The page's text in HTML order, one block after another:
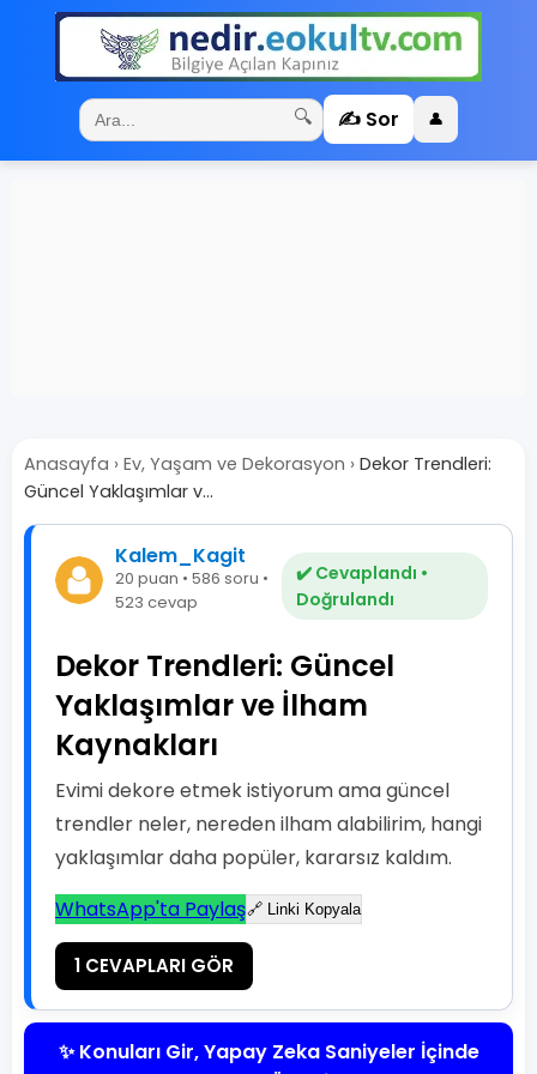
🔍 ✍️ Sor 👤
Anasayfa › Ev, Yaşam ve Dekorasyon › Dekor Trendleri:
Güncel Yaklaşımlar v...
Kalem_Kagit
20 puan • 586 soru •
523 cevap
✔️ Cevaplandı •
Doğrulandı
Dekor Trendleri: Güncel
Yaklaşımlar ve İlham
Kaynakları
Evimi dekore etmek istiyorum ama güncel
trendler neler, nereden ilham alabilirim, hangi
yaklaşımlar daha popüler, kararsız kaldım.
WhatsApp'ta Paylaş🔗 Linki Kopyala
1 CEVAPLARI GÖR
✨ Konuları Gir, Yapay Zeka Saniyeler İçinde